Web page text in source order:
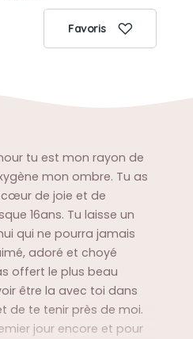
Favoris
tu est mon rayon de
mon ombre. Tu as
de joie et de
16ans. Tu laisse un
qui ne pourra jamais
adoré et choyé
offert le plus beau
être la avec toi dans
de te tenir près de moi.
jour encore et pour